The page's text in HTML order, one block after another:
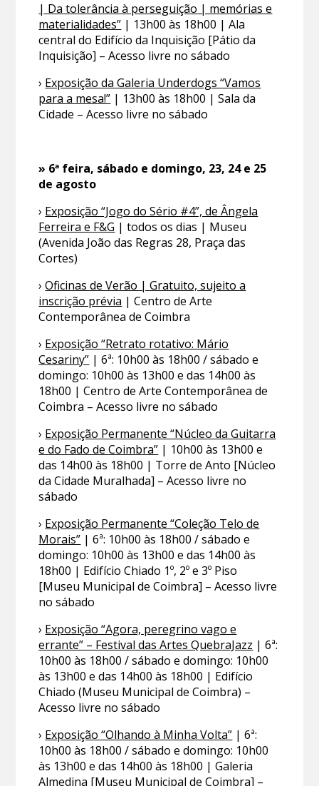
| Da tolerância à perseguição | memórias e
materialidades” | 13h00 às 18h00 | Ala
central do Edifício da Inquisição [Pátio da
Inquisição] – Acesso livre no sábado
› Exposição da Galeria Underdogs “Vamos
para a mesa!” | 13h00 às 18h00 | Sala da
Cidade – Acesso livre no sábado
» 6ª feira, sábado e domingo, 23, 24 e 25
de agosto
› Exposição “Jogo do Sério #4”, de Ângela
Ferreira e F&G | todos os dias | Museu
(Avenida João das Regras 28, Praça das
Cortes)
›Oficinas de Verão | Gratuito, sujeito a
inscrição prévia | Centro de Arte
Contemporânea de Coimbra
› Exposição “Retrato rotativo: Mário
Cesariny” | 6ª: 10h00 às 18h00 / sábado e
domingo: 10h00 às 13h00 e das 14h00 às
18h00 | Centro de Arte Contemporânea de
Coimbra – Acesso livre no sábado
› Exposição Permanente “Núcleo da Guitarra
e do Fado de Coimbra” | 10h00 às 13h00 e
das 14h00 às 18h00 | Torre de Anto [Núcleo
da Cidade Muralhada] – Acesso livre no
sábado
› Exposição Permanente “Coleção Telo de
Morais” | 6ª: 10h00 às 18h00 / sábado e
domingo: 10h00 às 13h00 e das 14h00 às
18h00 | Edifício Chiado 1º, 2º e 3º Piso
[Museu Municipal de Coimbra] – Acesso livre
no sábado
› Exposição “Agora, peregrino vago e
errante” – Festival das Artes QuebraJazz | 6ª:
10h00 às 18h00 / sábado e domingo: 10h00
às 13h00 e das 14h00 às 18h00 | Edifício
Chiado (Museu Municipal de Coimbra) –
Acesso livre no sábado
› Exposição “Olhando à Minha Volta” | 6ª:
10h00 às 18h00 / sábado e domingo: 10h00
às 13h00 e das 14h00 às 18h00 | Galeria
Almedina [Museu Municipal de Coimbra] –